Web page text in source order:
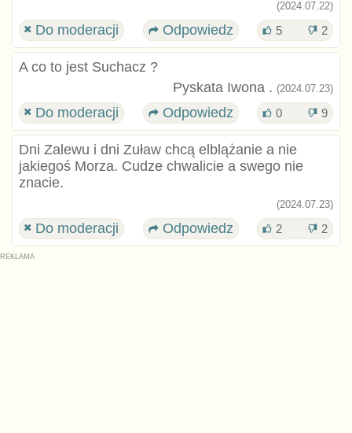
(2024.07.22)
Do moderacji Odpowiedz 5 2
A co to jest Suchacz ?
Pyskata Iwona . (2024.07.23)
Do moderacji Odpowiedz 0 9
Dni Zalewu i dni Zuław chcą elblążanie a nie
jakiegoś Morza. Cudze chwalicie a swego nie
znacie.
(2024.07.23)
Do moderacji Odpowiedz 2 2